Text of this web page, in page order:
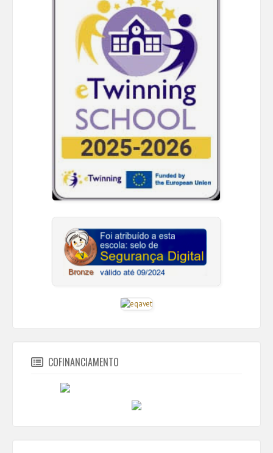
COFINANCIAMENTO